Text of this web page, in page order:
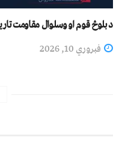
د بلوڅ قوم او وسلوال مقاومت
فبروري 10, 2026